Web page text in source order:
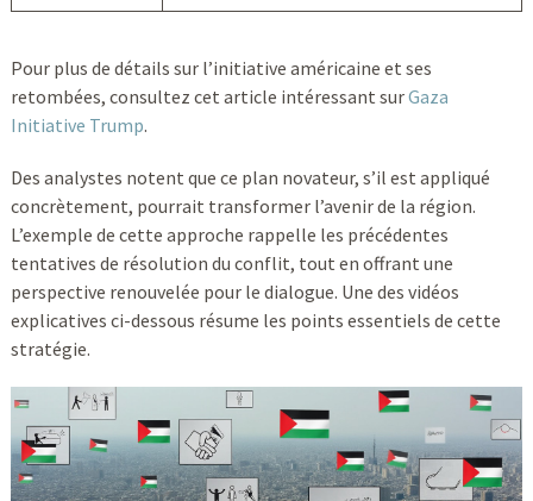
Pour plus de détails sur l’initiative américaine et ses
retombées, consultez cet article intéressant surGaza
Initiative Trump.
Des analystes notent que ce plan novateur, s’il est appliqué
concrètement, pourrait transformer l’avenir de la région.
L’exemple de cette approche rappelle les précédentes
tentatives de résolution du conflit, tout en offrant une
perspective renouvelée pour le dialogue. Une des vidéos
explicatives ci-dessous résume les points essentiels de cette
stratégie.